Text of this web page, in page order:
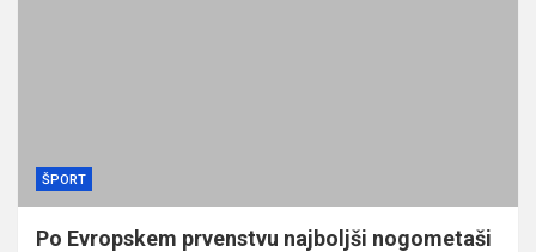
ŠPORT
Po Evropskem prvenstvu najboljši nogometaši